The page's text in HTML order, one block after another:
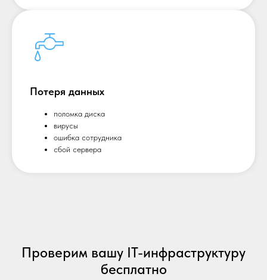
Потеря данных
поломка диска
вирусы
ошибка сотрудника
сбой сервера
Проверим вашу IT-инфраструктуру
бесплатно